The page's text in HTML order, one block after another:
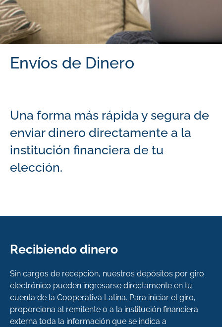
Envíos de Dinero
Una forma más rápida y segura de
enviar dinero directamente a la
institución financiera de tu
elección.
Recibiendo dinero
Sin cargos de recepción, nuestros depósitos por giro
electrónico pueden ingresarse directamente en tu
cuenta de la Cooperativa Latina. Para iniciar el giro,
proporciona al remitente o a la institución financiera
externa toda la información que se indica a